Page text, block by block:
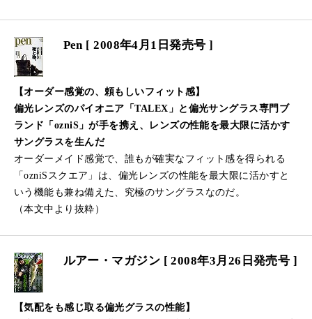
Pen [ 2008年4月1日発売号 ]
【オーダー感覚の、頼もしいフィット感】
偏光レンズのパイオニア「TALEX」と偏光サングラス専門ブ
ランド「ozniS」が手を携え、レンズの性能を最大限に活かす
サングラスを生んだ
オーダーメイド感覚で、誰もが確実なフィット感を得られる
「ozniSスクエア」は、偏光レンズの性能を最大限に活かすと
いう機能も兼ね備えた、究極のサングラスなのだ。
（本文中より抜粋）
ルアー・マガジン [ 2008年3月26日発売号 ]
【気配をも感じ取る偏光グラスの性能】